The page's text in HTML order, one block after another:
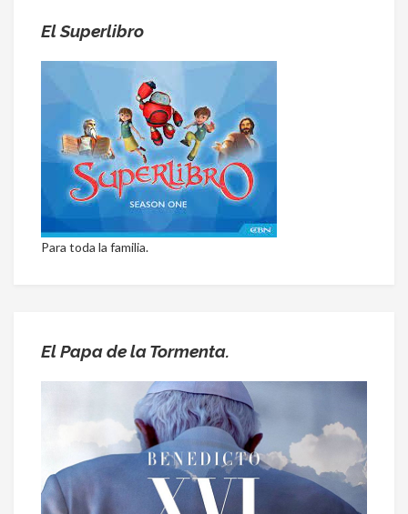
El Superlibro
Para toda la familia.
El Papa de la Tormenta.